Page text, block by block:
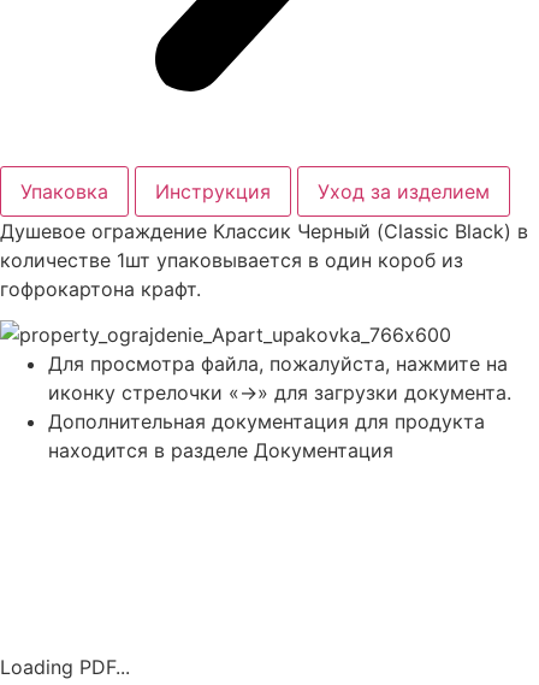
Упаковка Инструкция
Уход за изделием
Душевое ограждение Классик Черный (Classic Black) в
количестве 1шт упаковывается в один короб из
гофрокартона крафт.
Для просмотра файла, пожалуйста, нажмите на
иконку стрелочки «->» для загрузки документа.
Дополнительная документация для продукта
находится в разделе Документация
Loading PDF...